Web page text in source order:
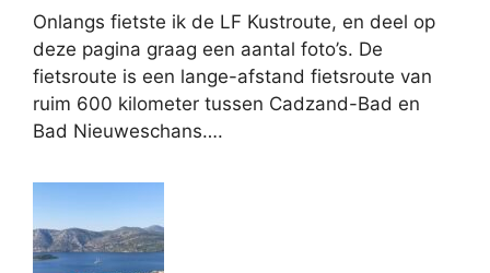
Onlangs fietste ik de LF Kustroute, en deel op
deze pagina graag een aantal foto’s. De
fietsroute is een lange-afstand fietsroute van
ruim 600 kilometer tussen Cadzand-Bad en
Bad Nieuweschans….